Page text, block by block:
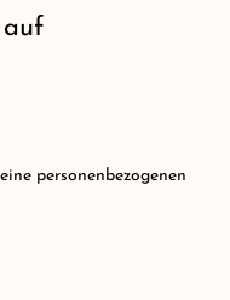
auf
personenbezogenen